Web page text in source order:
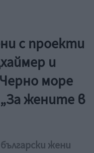
с проекти
и
море
жените в
жени